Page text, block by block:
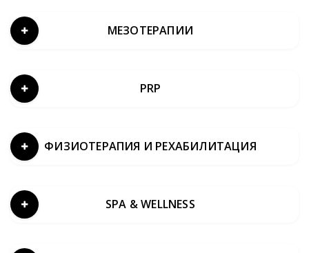
МЕЗОТЕРАПИИ
PRP
ФИЗИОТЕРАПИЯ И РЕХАБИЛИТАЦИЯ
SPA & WELLNESS